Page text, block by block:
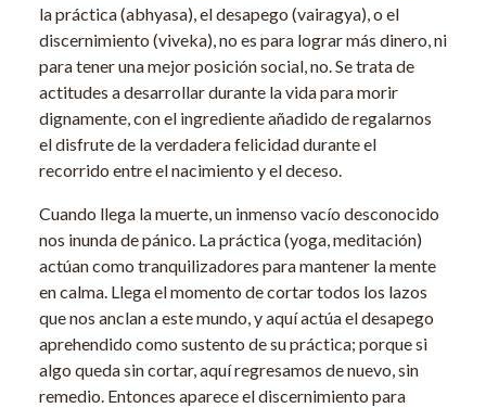
la práctica (abhyasa), el desapego (vairagya), o el
discernimiento (viveka), no es para lograr más dinero, ni
para tener una mejor posición social, no. Se trata de
actitudes a desarrollar durante la vida para morir
dignamente, con el ingrediente añadido de regalarnos
el disfrute de la verdadera felicidad durante el
recorrido entre el nacimiento y el deceso.
Cuando llega la muerte, un inmenso vacío desconocido
nos inunda de pánico. La práctica (yoga, meditación)
actúan como tranquilizadores para mantener la mente
en calma. Llega el momento de cortar todos los lazos
que nos anclan a este mundo, y aquí actúa el desapego
aprehendido como sustento de su práctica; porque si
algo queda sin cortar, aquí regresamos de nuevo, sin
remedio. Entonces aparece el discernimiento para